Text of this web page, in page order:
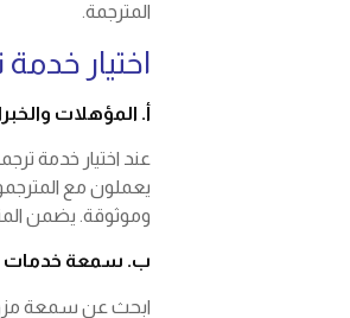
المترجمة.
اختيار
أ. المؤهلات
عند اختيار خدمة
يعملون مع
وموثوقة. يضمن
ب. سمعة خدمات
ابحث عن سمعة مزود